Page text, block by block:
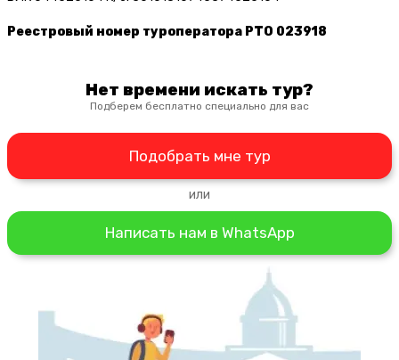
Реестровый номер туроператора РТО 023918
Нет времени искать тур?
Подберем бесплатно специально для вас
Подобрать мне тур
или
Написать нам в WhatsApp